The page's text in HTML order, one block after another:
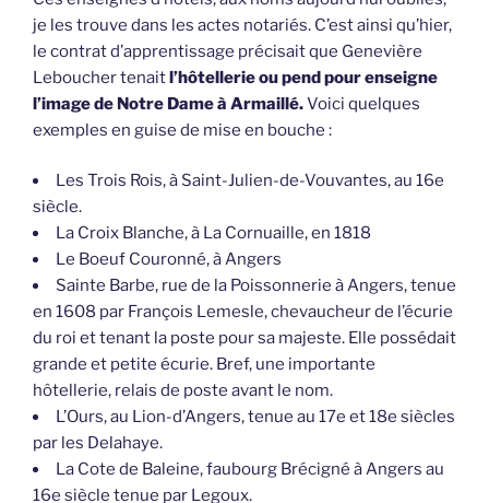
je les trouve dans les actes notariés. C’est ainsi qu’hier,
le contrat d’apprentissage précisait que Genevière
Leboucher tenaitl’hôtellerie ou pend pour enseigne
l’image de Notre Dame à Armaillé.Voici quelques
exemples en guise de mise en bouche :
Les Trois Rois, à Saint-Julien-de-Vouvantes, au 16e
siècle.
La Croix Blanche, à La Cornuaille, en 1818
Le Boeuf Couronné, à Angers
Sainte Barbe, rue de la Poissonnerie à Angers, tenue
en 1608 par François Lemesle, chevaucheur de l’écurie
du roi et tenant la poste pour sa majeste. Elle possédait
grande et petite écurie. Bref, une importante
hôtellerie, relais de poste avant le nom.
L’Ours, au Lion-d’Angers, tenue au 17e et 18e siècles
par les Delahaye.
La Cote de Baleine, faubourg Brécigné à Angers au
16e siècle tenue par Legoux.